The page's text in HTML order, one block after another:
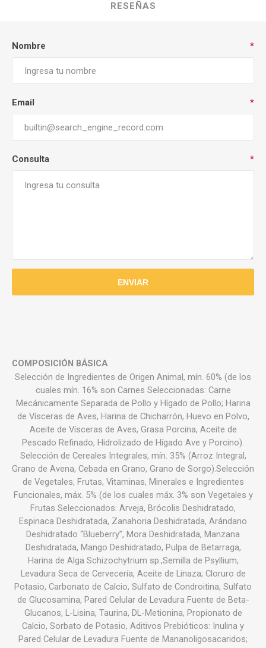
RESEÑAS
Nombre *
Email *
Consulta *
COMPOSICIÓN BÁSICA
Selección de Ingredientes de Origen Animal, mín. 60% (de los
cuales mín. 16% son Carnes Seleccionadas: Carne
Mecánicamente Separada de Pollo y Hígado de Pollo; Harina
de Vísceras de Aves, Harina de Chicharrón, Huevo en Polvo,
Aceite de Vísceras de Aves, Grasa Porcina, Aceite de
Pescado Refinado, Hidrolizado de Hígado Ave y Porcino).
Selección de Cereales Integrales, mín. 35% (Arroz Integral,
Grano de Avena, Cebada en Grano, Grano de Sorgo).Selección
de Vegetales, Frutas, Vitaminas, Minerales e Ingredientes
Funcionales, máx. 5% (de los cuales máx. 3% son Vegetales y
Frutas Seleccionados: Arveja, Brócolis Deshidratado,
Espinaca Deshidratada, Zanahoria Deshidratada, Arándano
Deshidratado “Blueberry”, Mora Deshidratada, Manzana
Deshidratada, Mango Deshidratado, Pulpa de Betarraga,
Harina de Alga Schizochytrium sp.,Semilla de Psyllium,
Levadura Seca de Cervecería, Aceite de Linaza; Cloruro de
Potasio, Carbonato de Calcio, Sulfato de Condroitina, Sulfato
de Glucosamina, Pared Celular de Levadura Fuente de Beta-
Glucanos, L-Lisina, Taurina, DL-Metionina, Propionato de
Calcio, Sorbato de Potasio, Aditivos Prebióticos: Inulina y
Pared Celular de Levadura Fuente de Mananoligosacaridos;